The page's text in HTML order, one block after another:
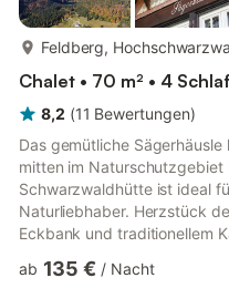
Feldberg,
Chalet • 70 m² • 4
8,2 (11 Bewertungen)
Das gemütliche
mitten im Naturschutzgebiet
Schwarzwaldhütte ist ideal
Naturliebhaber. Herzstück
Eckbank und traditionellem
Elektroherd mit Backofen,
ab 135 € / Nacht